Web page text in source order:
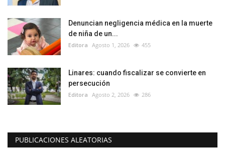
Denuncian negligencia médica en la muerte
de niña de un...
Editora Agosto 1, 2026 455
Linares: cuando fiscalizar se convierte en
persecución
Editora Agosto 2, 2026 286
PUBLICACIONES ALEATORIAS